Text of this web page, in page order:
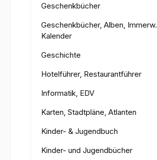
Geschenkbücher
Geschenkbücher, Alben, Immerw.
Kalender
Geschichte
Hotelführer, Restaurantführer
Informatik, EDV
Karten, Stadtpläne, Atlanten
Kinder- & Jugendbuch
Kinder- und Jugendbücher